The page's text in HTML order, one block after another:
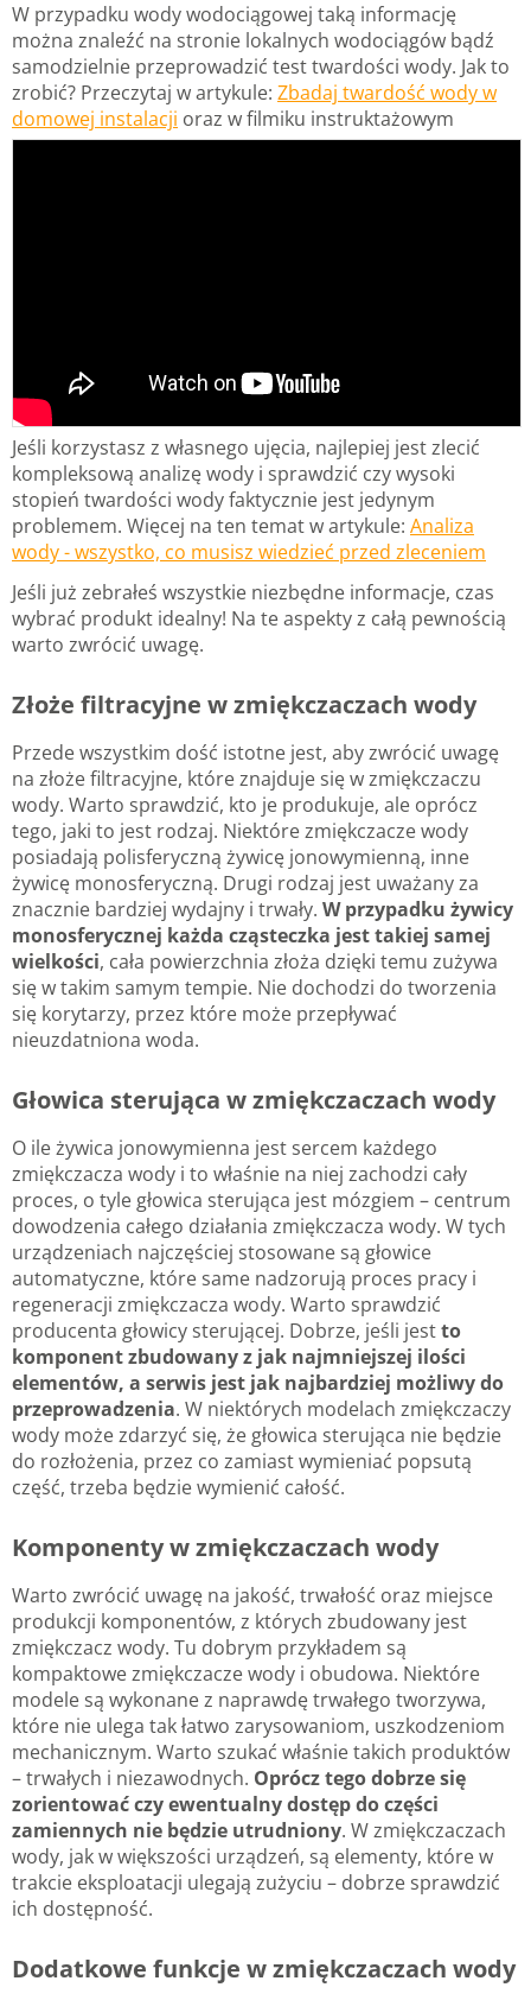
W przypadku wody wodociągowej taką informację
można znaleźć na stronie lokalnych wodociągów bądź
samodzielnie przeprowadzić test twardości wody. Jak to
zrobić? Przeczytaj w artykule: Zbadaj twardość wody w
domowej instalacji oraz w filmiku instruktażowym
Jeśli korzystasz z własnego ujęcia, najlepiej jest zlecić
kompleksową analizę wody i sprawdzić czy wysoki
stopień twardości wody faktycznie jest jedynym
problemem. Więcej na ten temat w artykule: Analiza
wody - wszystko, co musisz wiedzieć przed zleceniem
Jeśli już zebrałeś wszystkie niezbędne informacje, czas
wybrać produkt idealny! Na te aspekty z całą pewnością
warto zwrócić uwagę.
Złoże filtracyjne w zmiękczaczach wody
Przede wszystkim dość istotne jest, aby zwrócić uwagę
na złoże filtracyjne, które znajduje się w zmiękczaczu
wody. Warto sprawdzić, kto je produkuje, ale oprócz
tego, jaki to jest rodzaj. Niektóre zmiękczacze wody
posiadają polisferyczną żywicę jonowymienną, inne
żywicę monosferyczną. Drugi rodzaj jest uważany za
znacznie bardziej wydajny i trwały. W przypadku żywicy
monosferycznej każda cząsteczka jest takiej samej
wielkości, cała powierzchnia złoża dzięki temu zużywa
się w takim samym tempie. Nie dochodzi do tworzenia
się korytarzy, przez które może przepływać
nieuzdatniona woda.
Głowica sterująca w zmiękczaczach wody
O ile żywica jonowymienna jest sercem każdego
zmiękczacza wody i to właśnie na niej zachodzi cały
proces, o tyle głowica sterująca jest mózgiem – centrum
dowodzenia całego działania zmiękczacza wody. W tych
urządzeniach najczęściej stosowane są głowice
automatyczne, które same nadzorują proces pracy i
regeneracji zmiękczacza wody. Warto sprawdzić
producenta głowicy sterującej. Dobrze, jeśli jestto
komponent zbudowany z jak najmniejszej ilości
elementów, a serwis jest jak najbardziej możliwy do
przeprowadzenia. W niektórych modelach zmiękczaczy
wody może zdarzyć się, że głowica sterująca nie będzie
do rozłożenia, przez co zamiast wymieniać popsutą
część, trzeba będzie wymienić całość.
Komponenty w zmiękczaczach wody
Warto zwrócić uwagę na jakość, trwałość oraz miejsce
produkcji komponentów, z których zbudowany jest
zmiękczacz wody. Tu dobrym przykładem są
kompaktowe zmiękczacze wody i obudowa. Niektóre
modele są wykonane z naprawdę trwałego tworzywa,
które nie ulega tak łatwo zarysowaniom, uszkodzeniom
mechanicznym. Warto szukać właśnie takich produktów
– trwałych i niezawodnych. Oprócz tego dobrze się
zorientować czy ewentualny dostęp do części
zamiennych nie będzie utrudniony. W zmiękczaczach
wody, jak w większości urządzeń, są elementy, które w
trakcie eksploatacji ulegają zużyciu – dobrze sprawdzić
ich dostępność.
Dodatkowe funkcje w zmiękczaczach wody